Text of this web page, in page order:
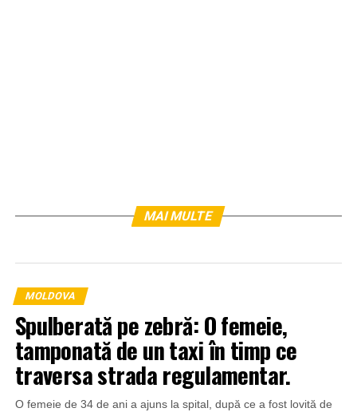
MAI MULTE
MOLDOVA
Spulberată pe zebră: O femeie,
tamponată de un taxi în timp ce
traversa strada regulamentar.
O femeie de 34 de ani a ajuns la spital, după ce a fost lovită de